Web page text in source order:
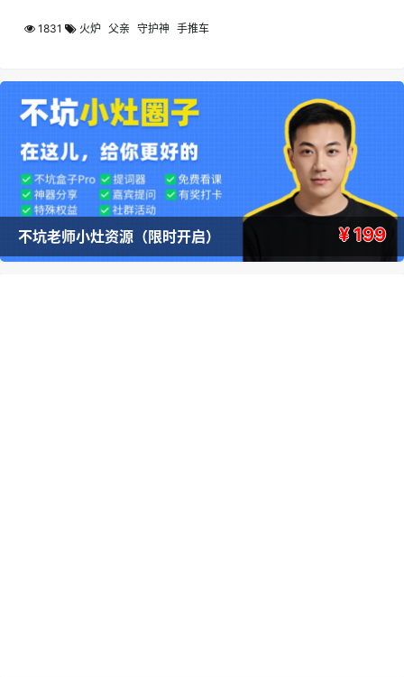
1831 火炉 父亲 守护神 手推车
不坑老师小灶资源（限时开启） ¥ 199